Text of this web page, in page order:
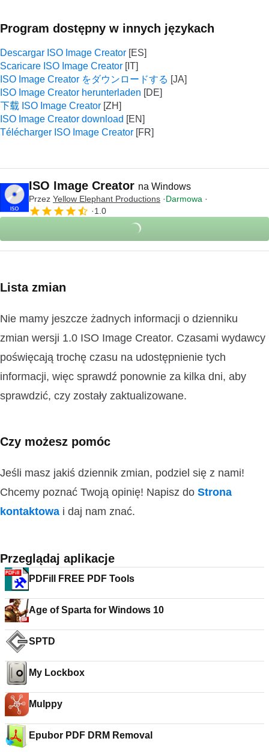
Program dostępny w innych językach
Descargar ISO Image Creator
Scaricare ISO Image Creator
ISO Image Creator をダウンロードする
ISO Image Creator herunterladen
下载 ISO Image Creator
ISO Image Creator download
Télécharger ISO Image Creator
ISO Image Creator na Windows
Przez ‪Yellow Elephant Productions‬
Darmowa
1.0
Lista zmian
Nie mamy jeszcze żadnych informacji o dzienniku
zmian wersji 1.0 ISO Image Creator. Czasami wydawcy
poświęcają trochę czasu na udostępnienie tych
informacji, więc sprawdź ponownie za kilka dni, aby
sprawdzić, czy zostały zaktualizowane.
Czy możesz pomóc
Jeśli masz jakiś dziennik zmian, podziel się z nami!
Chcemy poznać Twoją opinię! Napisz do Strona
kontaktowa i daj nam znać.
Przeglądaj aplikacje
PDFill FREE PDF Tools
Age of Sparta for Windows 10
SPTD
My Lockbox
Mulppy
Epubor PDF DRM Removal